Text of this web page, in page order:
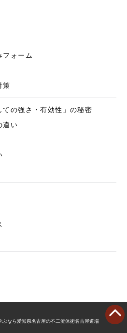
フォーム
策
ての強さ・有効性」の秘密
違い
なら愛知県名古屋の不二流体術名古屋道場